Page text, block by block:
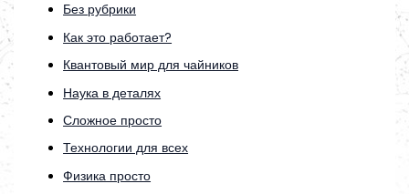
Без рубрики
Как это работает?
Квантовый мир для чайников
Наука в деталях
Сложное просто
Технологии для всех
Физика просто